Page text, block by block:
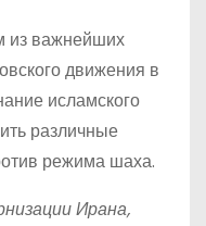
из важнейших
движения в
исламского
различные
режима шаха.
Ирана,